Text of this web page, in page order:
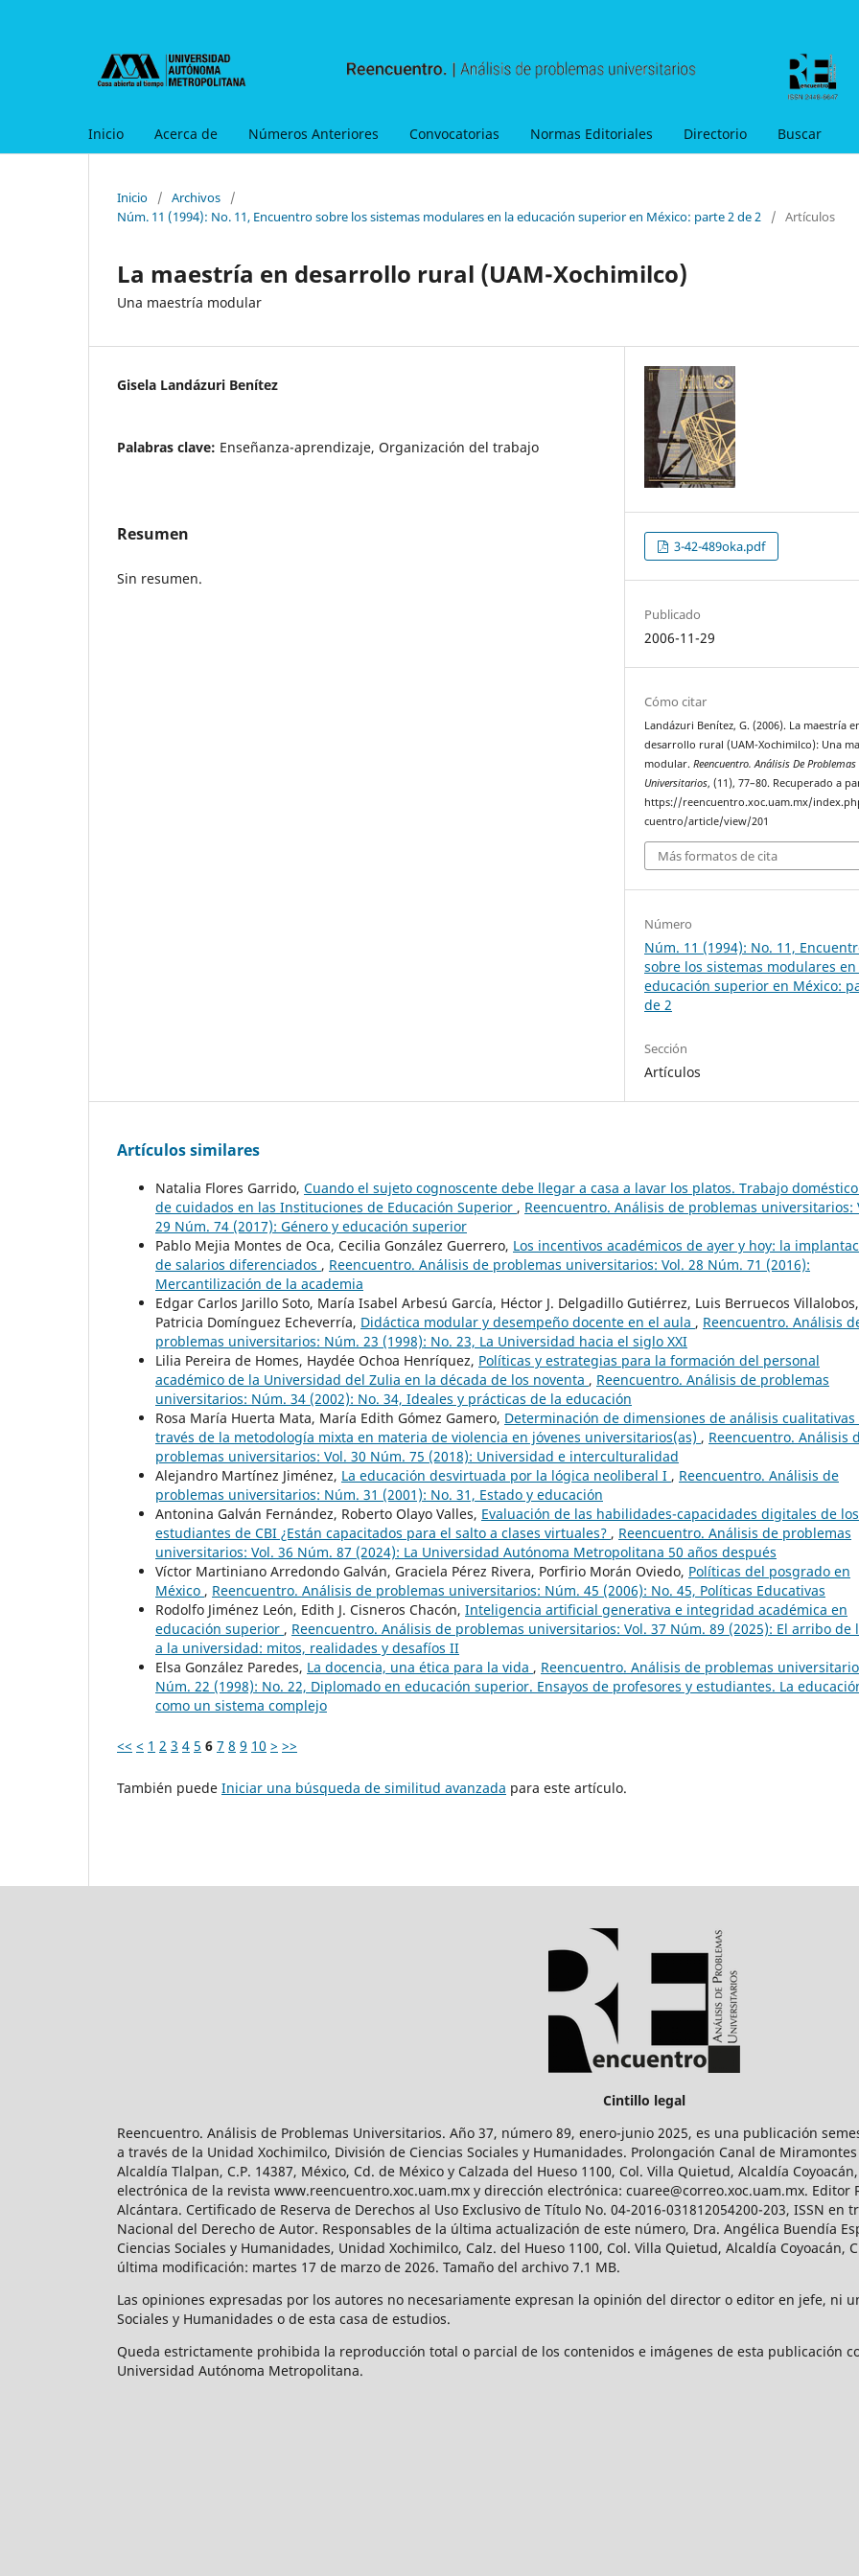
Inicio Acerca de Números Anteriores Convocatorias Normas Editoriales Directorio Buscar
Inicio / Archivos
/
Núm. 11 (1994): No. 11, Encuentro sobre los sistemas modulares en la educación superior en México: parte 2 de 2
/ Artículos
La maestría en desarrollo rural (UAM-Xochimilco)
Una maestría modular
Gisela Landázuri Benítez
Palabras clave: Enseñanza-aprendizaje, Organización del trabajo
Resumen
Sin resumen.
3-42-489oka.pdf
Publicado
2006-11-29
Cómo citar
Landázuri Benítez, G. (2006). La maestría
desarrollo rural (UAM-Xochimilco): Una
modular.Reencuentro. Análisis De Problemas
Universitarios, (11), 77–80. Recuperado a
https://reencuentro.xoc.uam.mx/
cuentro/article/view/201
Más formatos de cita
Número
Núm. 11 (1994): No. 11,
sobre los sistemas modulares en
educación superior en México:
de 2
Sección
Artículos
Artículos similares
Natalia Flores Garrido, Cuando el sujeto cognoscente debe llegar a casa a lavar los platos. Trabajo
de cuidados en las Instituciones de Educación Superior , Reencuentro. Análisis de problemas universitarios:
29 Núm. 74 (2017): Género y educación superior
Pablo Mejia Montes de Oca, Cecilia González Guerrero, Los incentivos académicos de ayer y hoy: la
de salarios diferenciados , Reencuentro. Análisis de problemas universitarios: Vol. 28 Núm. 71 (2016):
Mercantilización de la academia
Edgar Carlos Jarillo Soto, María Isabel Arbesú García, Héctor J. Delgadillo Gutiérrez, Luis Berruecos Villalobos,
Patricia Domínguez Echeverría, Didáctica modular y desempeño docente en el aula , Reencuentro. Análisis
problemas universitarios: Núm. 23 (1998): No. 23, La Universidad hacia el siglo XXI
Lilia Pereira de Homes, Haydée Ochoa Henríquez, Políticas y estrategias para la formación del personal
académico de la Universidad del Zulia en la década de los noventa , Reencuentro. Análisis de problemas
universitarios: Núm. 34 (2002): No. 34, Ideales y prácticas de la educación
Rosa María Huerta Mata, María Edith Gómez Gamero, Determinación de dimensiones de análisis cualitativas
través de la metodología mixta en materia de violencia en jóvenes universitarios(as) , Reencuentro. Análisis
problemas universitarios: Vol. 30 Núm. 75 (2018): Universidad e interculturalidad
Alejandro Martínez Jiménez, La educación desvirtuada por la lógica neoliberal I , Reencuentro. Análisis de
problemas universitarios: Núm. 31 (2001): No. 31, Estado y educación
Antonina Galván Fernández, Roberto Olayo Valles, Evaluación de las habilidades-capacidades digitales de los
estudiantes de CBI ¿Están capacitados para el salto a clases virtuales? , Reencuentro. Análisis de problemas
universitarios: Vol. 36 Núm. 87 (2024): La Universidad Autónoma Metropolitana 50 años después
Víctor Martiniano Arredondo Galván, Graciela Pérez Rivera, Porfirio Morán Oviedo, Políticas del posgrado en
México , Reencuentro. Análisis de problemas universitarios: Núm. 45 (2006): No. 45, Políticas Educativas
Rodolfo Jiménez León, Edith J. Cisneros Chacón, Inteligencia artificial generativa e integridad académica en
educación superior , Reencuentro. Análisis de problemas universitarios: Vol. 37 Núm. 89 (2025): El arribo de
a la universidad: mitos, realidades y desafíos II
Elsa González Paredes, La docencia, una ética para la vida , Reencuentro. Análisis de problemas
Núm. 22 (1998): No. 22, Diplomado en educación superior. Ensayos de profesores y estudiantes. La
como un sistema complejo
<< < 1 2 3 4 5 6 7 8 9 10 > >>
También puede Iniciar una búsqueda de similitud avanzada para este artículo.
Cintillo legal
Reencuentro. Análisis de Problemas Universitarios. Año 37, número 89, enero-junio 2025, es una publicación
a través de la Unidad Xochimilco, División de Ciencias Sociales y Humanidades. Prolongación Canal de Miramontes
Alcaldía Tlalpan, C.P. 14387, México, Cd. de México y Calzada del Hueso 1100, Col. Villa Quietud, Alcaldía
electrónica de la revista www.reencuentro.xoc.uam.mx y dirección electrónica: cuaree@correo.xoc.uam.mx. Editor
Alcántara. Certificado de Reserva de Derechos al Uso Exclusivo de Título No. 04-2016-031812054200-203, ISSN
Nacional del Derecho de Autor. Responsables de la última actualización de este número, Dra. Angélica Buendía
Ciencias Sociales y Humanidades, Unidad Xochimilco, Calz. del Hueso 1100, Col. Villa Quietud, Alcaldía Coyoacán,
última modificación: martes 17 de marzo de 2026. Tamaño del archivo 7.1 MB.
Las opiniones expresadas por los autores no necesariamente expresan la opinión del director o editor en jefe, ni
Sociales y Humanidades o de esta casa de estudios.
Queda estrictamente prohibida la reproducción total o parcial de los contenidos e imágenes de esta publicación
Universidad Autónoma Metropolitana.